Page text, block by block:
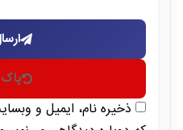
ذخیره نام، ایمیل و